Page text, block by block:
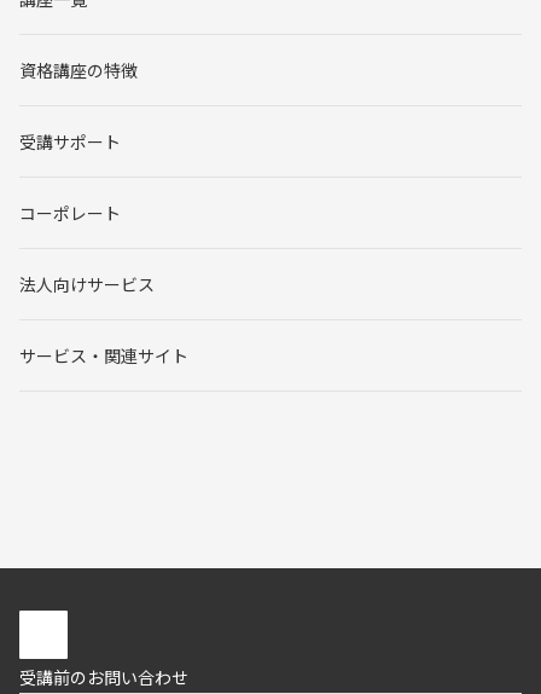
資格講座の特徴
受講サポート
コーポレート
法人向けサービス
サービス・関連サイト
受講前のお問い合わせ